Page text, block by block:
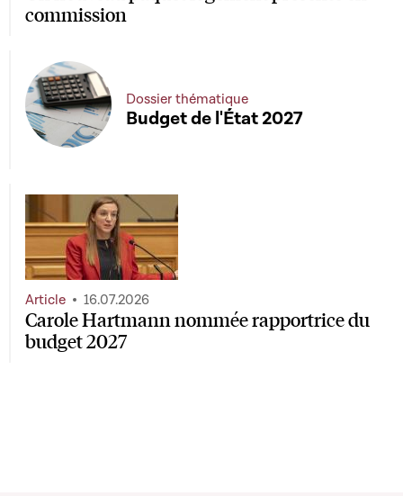
commission
Budget de l'État 2027
Dossier thématique
Carole Hartmann nommée rapportrice du
budget 2027
Article 16.07.2026